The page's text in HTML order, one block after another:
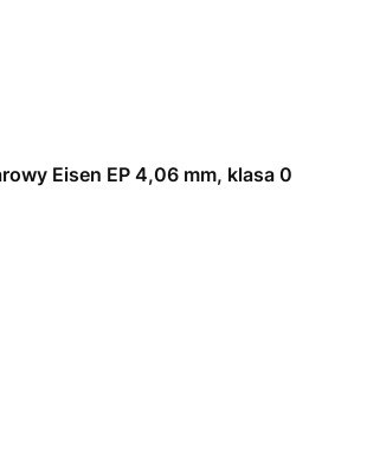
Eisen EP 4,06 mm, klasa 0